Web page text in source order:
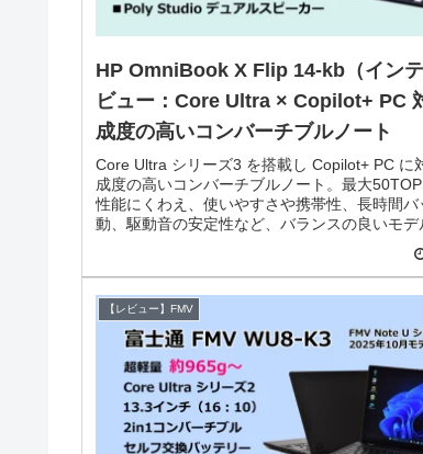
HP OmniBook X Flip 14-kb（イン
ビュー：Core Ultra × Copilot+ PC
成度の高いコンバーチブルノート
Core Ultra シリーズ3 を搭載し Copilot+ PC に
成度の高いコンバーチブルノート。最大
性能にくわえ、使いやすさや携帯性、長時間バ
動、駆動音の安定性など、バランスの良いモデ
【レビュー】FMV